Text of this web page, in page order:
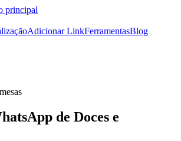
principal
Adicionar LinkFerramentasBlog
de Doces e